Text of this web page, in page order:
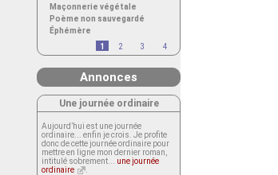
Maçonnerie végétale
Poème non sauvegardé
Éphémère
1
2 3 4
Annonces
Une journée ordinaire
Aujourd’hui est une journée
ordinaire... enfin je crois. Je profite
donc de cette journée ordinaire pour
mettre en ligne mon dernier roman,
intitulé sobrement... une journée
ordinaire